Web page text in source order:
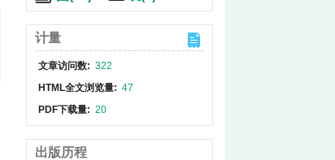
计量
文章访问数: 322
HTML全文浏览量: 47
PDF下载量: 20
出版历程